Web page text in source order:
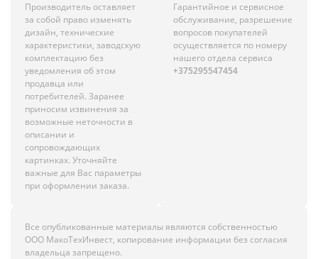
Производитель оставляет
за собой право изменять
дизайн, технические
характеристики, заводскую
комплектацию без
уведомления об этом
продавца или
потребителей. Заранее
приносим извинения за
возможные неточности в
описании и
сопровождающих
картинках. Уточняйте
важные для Вас параметры
при оформлении заказа.
Гарантийное и сервисное
обслуживание, разрешение
вопросов покупателей
осуществляется по номеру
нашего отдела сервиса
+375295547454
Все опубликованные материалы являются собственностью
ООО МакоТехИнвест, копирование информации без согласия
владельца запрещено.